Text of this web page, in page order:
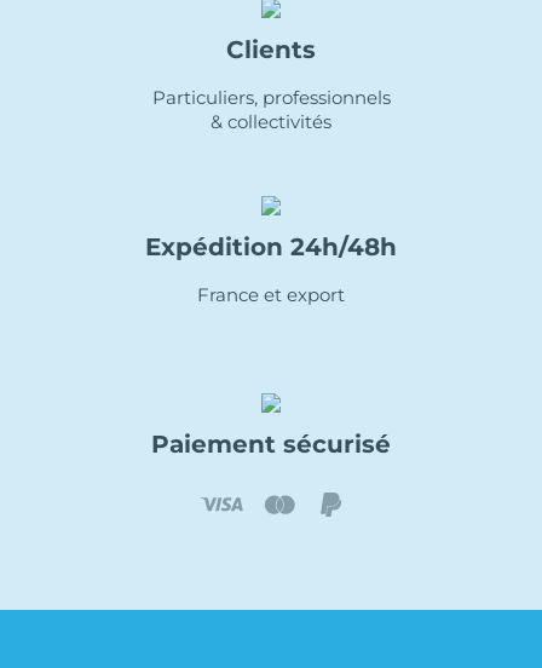
Clients
Particuliers, professionnels
& collectivités
Expédition 24h/48h
France et export
Paiement sécurisé